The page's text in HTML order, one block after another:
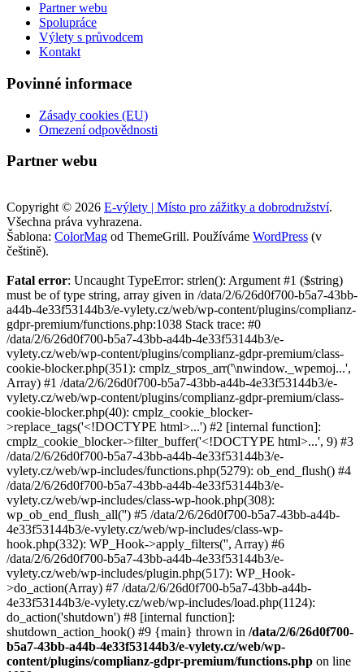
Partner webu
Spolupráce
Výlety s průvodcem
Kontakt
Povinné informace
Zásady cookies (EU)
Omezení odpovědnosti
Partner webu
Copyright © 2026 E-výlety | Místo pro zážitky a dobrodružství.
Všechna práva vyhrazena.
Šablona: ColorMag od ThemeGrill. Používáme WordPress (v
češtině).
Fatal error: Uncaught TypeError: strlen(): Argument #1 ($string)
must be of type string, array given in /data/2/6/26d0f700-b5a7-43bb-
a44b-4e33f53144b3/e-vylety.cz/web/wp-content/plugins/complianz-
gdpr-premium/functions.php:1038 Stack trace: #0
/data/2/6/26d0f700-b5a7-43bb-a44b-4e33f53144b3/e-
vylety.cz/web/wp-content/plugins/complianz-gdpr-premium/class-
cookie-blocker.php(351): cmplz_strpos_arr('\nwindow._wpemoj...',
Array) #1 /data/2/6/26d0f700-b5a7-43bb-a44b-4e33f53144b3/e-
vylety.cz/web/wp-content/plugins/complianz-gdpr-premium/class-
cookie-blocker.php(40): cmplz_cookie_blocker-
>replace_tags('<!DOCTYPE html>...') #2 [internal function]:
cmplz_cookie_blocker->filter_buffer('<!DOCTYPE html>...', 9) #3
/data/2/6/26d0f700-b5a7-43bb-a44b-4e33f53144b3/e-
vylety.cz/web/wp-includes/functions.php(5279): ob_end_flush() #4
/data/2/6/26d0f700-b5a7-43bb-a44b-4e33f53144b3/e-
vylety.cz/web/wp-includes/class-wp-hook.php(308):
wp_ob_end_flush_all('') #5 /data/2/6/26d0f700-b5a7-43bb-a44b-
4e33f53144b3/e-vylety.cz/web/wp-includes/class-wp-
hook.php(332): WP_Hook->apply_filters('', Array) #6
/data/2/6/26d0f700-b5a7-43bb-a44b-4e33f53144b3/e-
vylety.cz/web/wp-includes/plugin.php(517): WP_Hook-
>do_action(Array) #7 /data/2/6/26d0f700-b5a7-43bb-a44b-
4e33f53144b3/e-vylety.cz/web/wp-includes/load.php(1124):
do_action('shutdown') #8 [internal function]:
shutdown_action_hook() #9 {main} thrown in /data/2/6/26d0f700-
b5a7-43bb-a44b-4e33f53144b3/e-vylety.cz/web/wp-
content/plugins/complianz-gdpr-premium/functions.php on line